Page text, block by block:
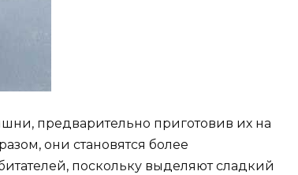
предварительно приготовив их на
они становятся более
поскольку выделяют сладкий